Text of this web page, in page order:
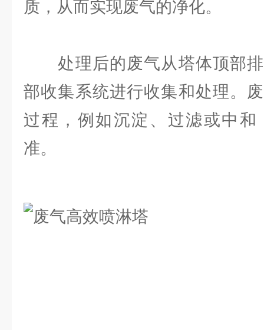
质，从而实现废气的净化。
处理后的废气从塔体顶部排
部收集系统进行收集和处理。
过程，例如沉淀、过滤或中和
准。